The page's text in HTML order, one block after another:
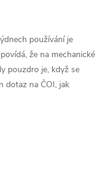
používání je
že na mechanické
pouzdro je, když se
dotaz na ČOI, jak